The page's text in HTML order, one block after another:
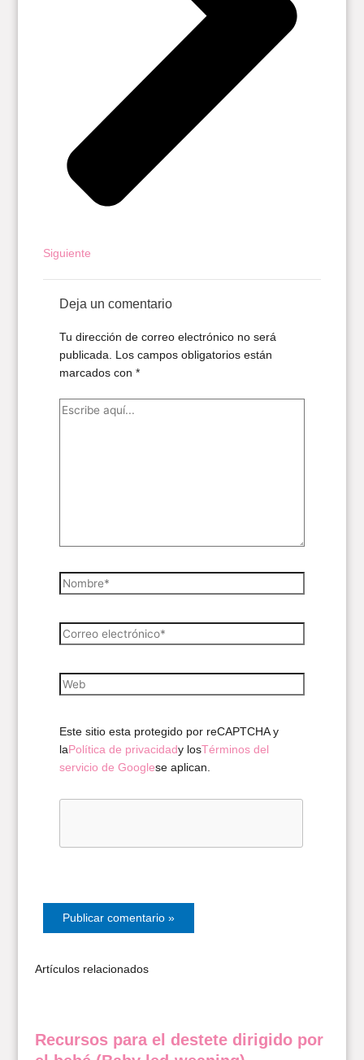
Siguiente
Deja un comentario
Tu dirección de correo electrónico no será
publicada.
Los campos obligatorios están
marcados con *
Escribe
Nombre*
Correo
electrónico*
Web
Este sitio esta protegido por reCAPTCHA y
laPolítica de privacidady losTérminos del
servicio de Googlese aplican.
Artículos relacionados
Recursos para el destete dirigido por